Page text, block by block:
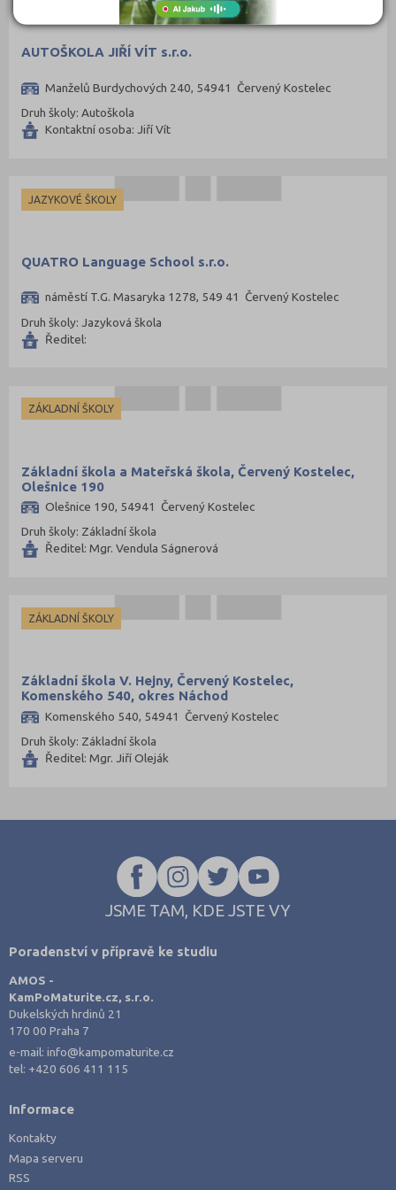
Plzeň-sever (51)
Praha hlavní město (1004)
Praha-východ (108)
Praha-západ (81)
Prachatice (44)
Přerov (115)
Rychnov nad Kněžnou (81)
Semily (68)
Svitavy (105)
Tábor (88)
Tachov (41)
Trutnov (106)
Uherské Hradiště (134)
Ústí nad Labem (74)
Vsetín (132)
Vyškov (72)
Zlín (161)
Znojmo (98)
AUTOŠKOLA JIŘÍ VÍT s.r.o.
Manželů Burdychových 240, 54941 Červený Kostelec
Druh školy: Autoškola
Kontaktní osoba: Jiří Vít
JAZYKOVÉ ŠKOLY
QUATRO Language School s.r.o.
náměstí T.G. Masaryka 1278, 549 41 Červený Kostelec
Druh školy: Jazyková škola
Ředitel:
ZÁKLADNÍ ŠKOLY
Základní škola a Mateřská škola, Červený Kostelec,
Olešnice 190
Olešnice 190, 54941 Červený Kostelec
Druh školy: Základní škola
Ředitel: Mgr. Vendula Ságnerová
ZÁKLADNÍ ŠKOLY
Základní škola V. Hejny, Červený Kostelec,
Komenského 540, okres Náchod
Komenského 540, 54941 Červený Kostelec
Druh školy: Základní škola
Ředitel: Mgr. Jiří Oleják
JSME TAM, KDE JSTE VY
Poradenství v přípravě ke studiu
AMOS -
KamPoMaturite.cz, s.r.o.
Dukelských hrdinů 21
170 00 Praha 7
e-mail:info@kampomaturite.cz
tel: +420 606 411 115
Informace
Kontakty
Mapa serveru
RSS